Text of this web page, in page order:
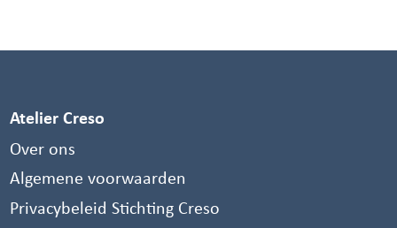
Atelier Creso
Over ons
Algemene voorwaarden
Privacybeleid Stichting Creso